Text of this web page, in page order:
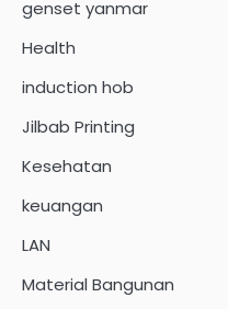
genset yanmar
Health
induction hob
Jilbab Printing
Kesehatan
keuangan
LAN
Material Bangunan